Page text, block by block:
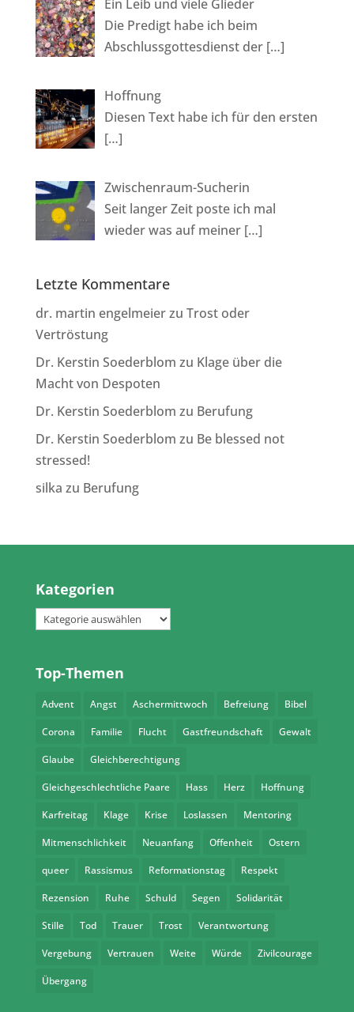
v
e
:
Ein Leib und viele Glieder
Die Predigt habe ich beim
Abschlussgottesdienst der […]
Hoffnung
Diesen Text habe ich für den ersten
[…]
Zwischenraum-Sucherin
Seit langer Zeit poste ich mal
wieder was auf meiner […]
Letzte Kommentare
dr. martin engelmeierzu Trost oder
Vertröstung
Dr. Kerstin Soederblom zu Klage über die
Macht von Despoten
Dr. Kerstin Soederblom zu Berufung
Dr. Kerstin Soederblom zu Be blessed not
stressed!
silka zu Berufung
Kategorien
Kategorien
Top-Themen
Advent Angst Aschermittwoch Befreiung Bibel
Corona Familie Flucht Gastfreundschaft Gewalt
Glaube Gleichberechtigung
Gleichgeschlechtliche Paare Hass Herz Hoffnung
Karfreitag Klage Krise Loslassen Mentoring
Mitmenschlichkeit Neuanfang Offenheit Ostern
queer Rassismus Reformationstag Respekt
Rezension Ruhe Schuld Segen Solidarität
Stille Tod Trauer Trost Verantwortung
Vergebung Vertrauen Weite Würde Zivilcourage
Übergang